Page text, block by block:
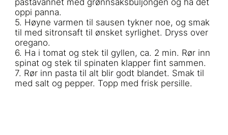
pastavannet med grønnsaksbuljongen og ha det
oppi panna.
5. Høyne varmen til sausen tykner noe, og smak
til med sitronsaft til ønsket syrlighet. Dryss over
oregano.
6. Ha i tomat og stek til gyllen, ca. 2 min. Rør inn
spinat og stek til spinaten klapper fint sammen.
7. Rør inn pasta til alt blir godt blandet. Smak til
med salt og pepper. Topp med frisk persille.